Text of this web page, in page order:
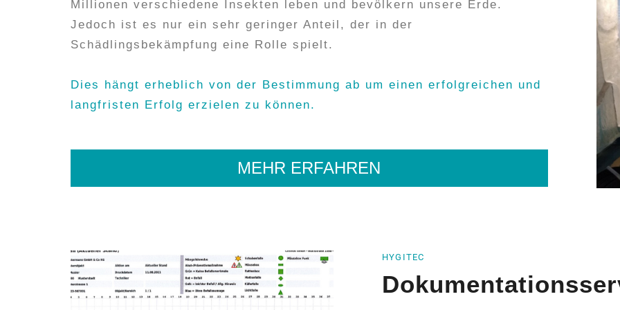
Millionen verschiedene Insekten leben und bevölkern unsere Erde.
Jedoch ist es nur ein sehr geringer Anteil, der in der
Schädlingsbekämpfung eine Rolle spielt.
Dies hängt erheblich von der Bestimmung ab um einen erfolgreichen und
langfristen Erfolg erzielen zu können.
MEHR ERFAHREN
HYGITEC